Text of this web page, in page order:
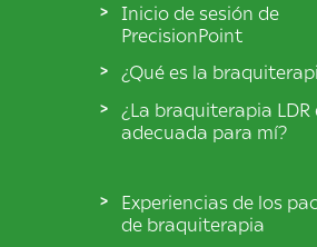
Inicio de sesión de
PrecisionPoint
¿Qué es la
¿La braquiterapia LDR
adecuada para mí?
Experiencias de los
de braquiterapia